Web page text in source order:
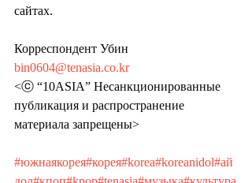
сайтах.
Корреспондент Убин
bin0604@tenasia.co.kr
<ⓒ “10ASIA” Несанкционированные
публикация и распространение
материала запрещены>
#южнаякорея#корея#korea#koreanidol#ай